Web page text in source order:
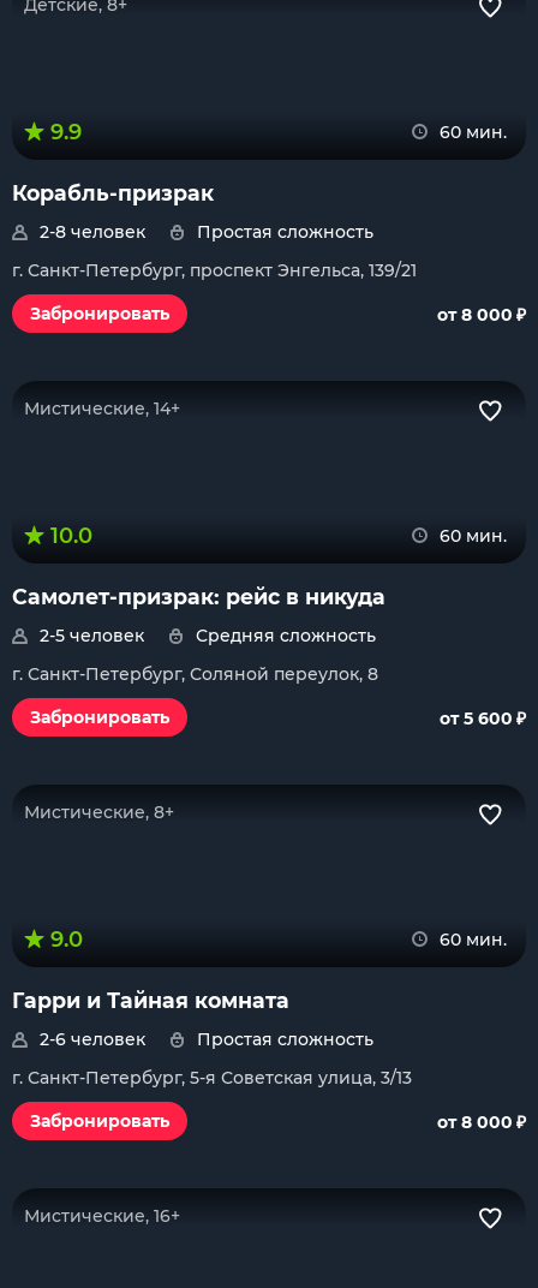
Детские, 8+
9.9 60 мин.
Корабль-призрак
2-8 человек
Простая сложность
г. Санкт-Петербург, проспект Энгельса, 139/21
Забронировать
от 8 000 ₽
Мистические, 14+
10.0 60 мин.
Самолет-призрак: рейс в никуда
2-5 человек
Средняя сложность
г. Санкт-Петербург, Соляной переулок, 8
Забронировать
от 5 600 ₽
Мистические, 8+
9.0 60 мин.
Гарри и Тайная комната
2-6 человек
Простая сложность
г. Санкт-Петербург, 5-я Советская улица, 3/13
Забронировать
от 8 000 ₽
Мистические, 16+